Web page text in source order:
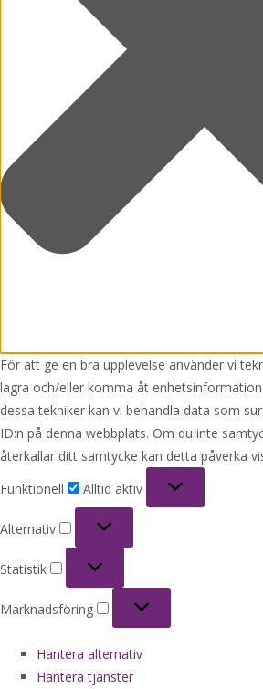
För att ge en bra upplevelse använder vi
lagra och/eller komma åt
dessa tekniker kan vi behandla data som
ID:n på denna webbplats. Om du inte
återkallar ditt samtycke kan detta påverka
Funktionell
Alltid aktiv
Alternativ
Statistik
Marknadsföring
Hantera alternativ
Hantera tjänster